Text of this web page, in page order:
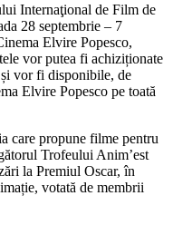
Internaţional de Film de
28 septembrie – 7
Elvire Popesco,
vor putea fi achiziționate
vor fi disponibile, de
Elvire Popesco pe toată
care propune filme pentru
Trofeului Anim’est
la Premiul Oscar, în
votată de membrii